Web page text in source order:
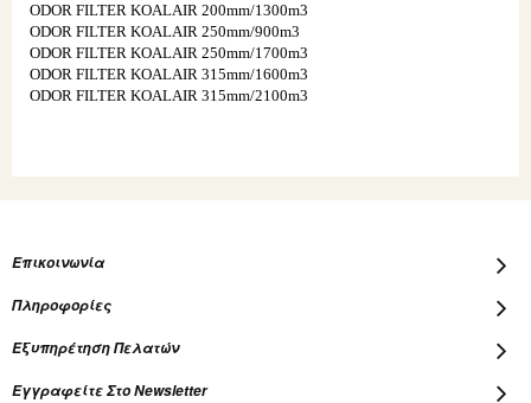
ODOR FILTER KOALAIR 200mm/1300m3
ODOR FILTER KOALAIR 250mm/900m3
ODOR FILTER KOALAIR 250mm/1700m3
ODOR FILTER KOALAIR 315mm/1600m3
ODOR FILTER KOALAIR 315mm/2100m3
Επικοινωνία
Πληροφορίες
Εξυπηρέτηση Πελατών
Εγγραφείτε Στο Newsletter